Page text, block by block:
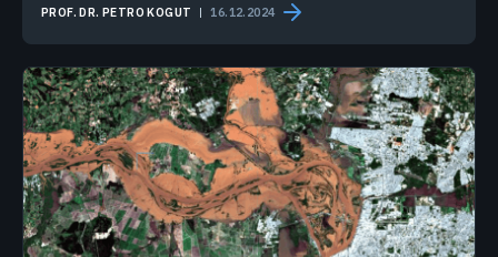
PROF. DR. PETRO KOGUT 16.12.2024